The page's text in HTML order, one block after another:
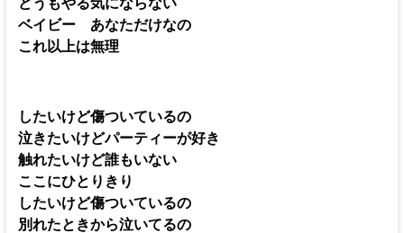
ベイビー あなただけなの
これ以上は無理
したいけど傷ついているの
泣きたいけどパーティーが好き
触れたいけど誰もいない
ここにひとりきり
したいけど傷ついているの
別れたときから泣いてるの